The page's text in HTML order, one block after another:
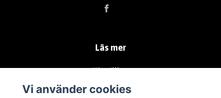
Läs mer
Köpvillkor
Personuppgiftspolicy
Vi använder cookies